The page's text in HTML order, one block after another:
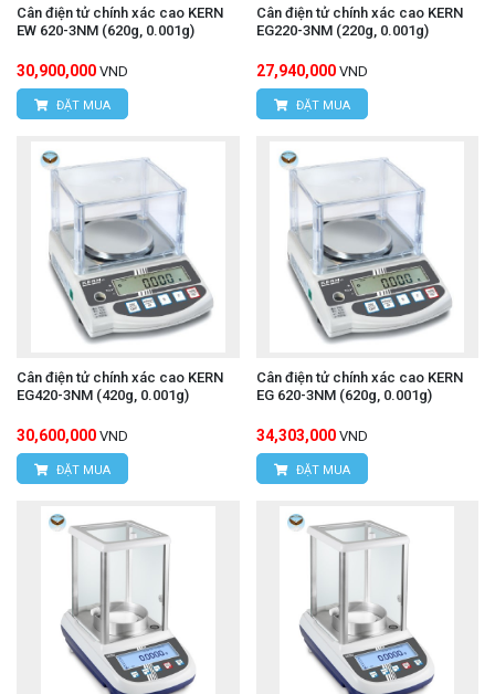
Cân điện tử chính xác cao KERN
EW 620-3NM (620g, 0.001g)
30,900,000 VND
ĐẶT MUA
Cân điện tử chính xác cao KERN
EG220-3NM (220g, 0.001g)
27,940,000 VND
ĐẶT MUA
Cân điện tử chính xác cao KERN
EG420-3NM (420g, 0.001g)
30,600,000 VND
ĐẶT MUA
Cân điện tử chính xác cao KERN
EG 620-3NM (620g, 0.001g)
34,303,000 VND
ĐẶT MUA